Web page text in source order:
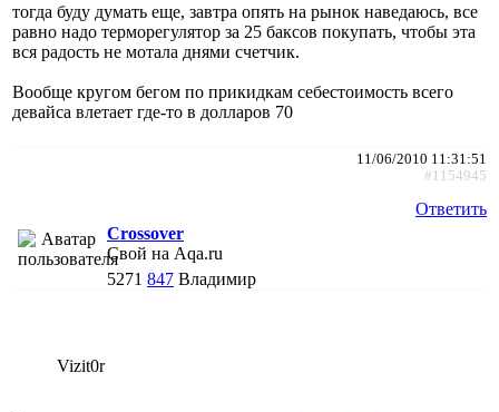
тогда буду думать еще, завтра опять на рынок наведаюсь, все
равно надо терморегулятор за 25 баксов покупать, чтобы эта
вся радость не мотала днями счетчик.
Вообще кругом бегом по прикидкам себестоимость всего
девайса влетает где-то в долларов 70
11/06/2010 11:31:51
#1154945
Ответить
Crossover
Свой на Aqa.ru
5271 847 Владимир
Vizit0r